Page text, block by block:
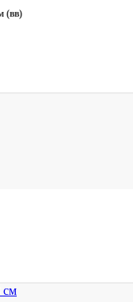
Петля приварная 140 мм (вв)